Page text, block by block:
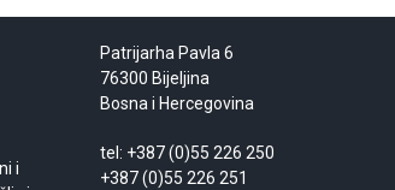
i
Patrijarha Pavla 6
76300 Bijeljina
Bosna i Hercegovina
tel: +387 (0)55 226 250
+387 (0)55 226 251